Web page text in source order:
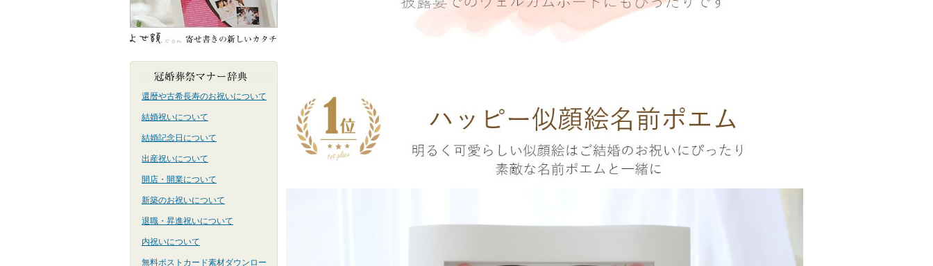
還暦や古希長寿のお祝いについて
結婚祝いについて
結婚記念日について
出産祝いについて
開店・開業について
新築のお祝いについて
退職・昇進祝いについて
内祝いについて
無料ポストカード素材ダウンロー